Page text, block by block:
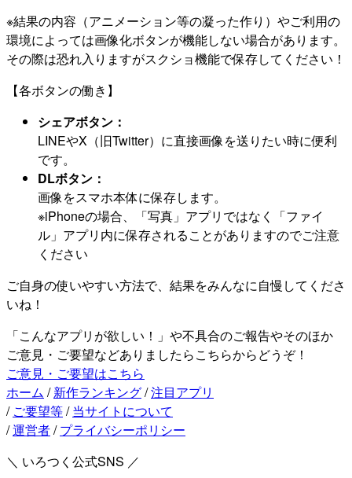
※結果の内容（アニメーション等の凝った作り）やご利用の
環境によっては画像化ボタンが機能しない場合があります。
その際は恐れ入りますがスクショ機能で保存してください！
【各ボタンの働き】
シェアボタン：
LINEやX（旧Twitter）に直接画像を送りたい時に便利
です。
DLボタン：
画像をスマホ本体に保存します。
※iPhoneの場合、「写真」アプリではなく「ファイ
ル」アプリ内に保存されることがありますのでご注意
ください
ご自身の使いやすい方法で、結果をみんなに自慢してくださ
いね！
「こんなアプリが欲しい！」や不具合のご報告やそのほか
ご意見・ご要望などありましたらこちらからどうぞ！
ご意見・ご要望はこちら
ホーム / 新作ランキング/注目アプリ
/ ご要望等/ 当サイトについて
/運営者/ プライバシーポリシー
＼ いろつく公式SNS ／